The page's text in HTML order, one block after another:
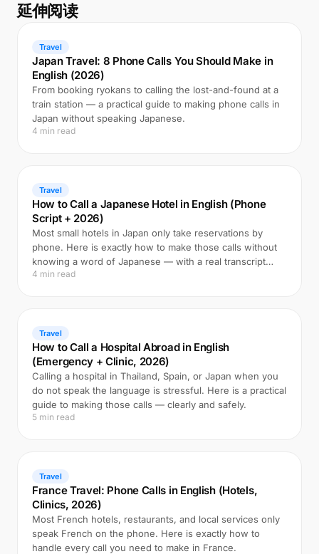
延伸阅读
Travel
Japan Travel: 8 Phone Calls You Should Make in
English (2026)
From booking ryokans to calling the lost-and-found at a
train station — a practical guide to making phone calls in
Japan without speaking Japanese.
4 min read
Travel
How to Call a Japanese Hotel in English (Phone
Script + 2026)
Most small hotels in Japan only take reservations by
phone. Here is exactly how to make those calls without
knowing a word of Japanese — with a real transcript
example.
4 min read
Travel
How to Call a Hospital Abroad in English
(Emergency + Clinic, 2026)
Calling a hospital in Thailand, Spain, or Japan when you
do not speak the language is stressful. Here is a practical
guide to making those calls — clearly and safely.
5 min read
Travel
France Travel: Phone Calls in English (Hotels,
Clinics, 2026)
Most French hotels, restaurants, and local services only
speak French on the phone. Here is exactly how to
handle every call you need to make in France.